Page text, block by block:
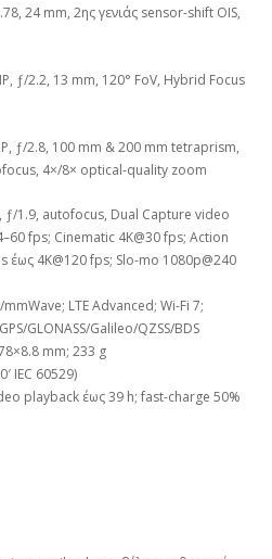
24 mm, 2ης γενιάς sensor-shift OIS,
ƒ/2.2, 13 mm, 120° FoV, Hybrid Focus
ƒ/2.8, 100 mm & 200 mm tetraprism,
4×/8× optical-quality zoom
ƒ/1.9, autofocus, Dual Capture video
fps; Cinematic 4K@30 fps; Action
έως 4K@120 fps; Slo-mo 1080p@240
LTE Advanced; Wi-Fi 7;
GLONASS/Galileo/QZSS/BDS
mm; 233 g
IEC 60529)
playback έως 39 h; fast-charge 50%